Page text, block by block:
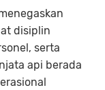
disiplin
serta
api berada